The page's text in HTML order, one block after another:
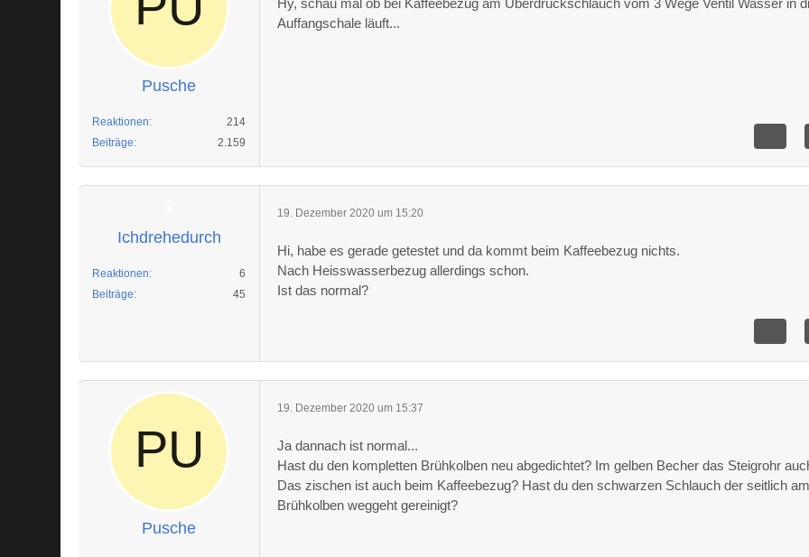
Pusche
Reaktionen
214
Beiträge
2.159
Hy, schau mal ob bei Kaffeebezug am Überdruckschlauch vom 3 Wege Ventil Wasser in
Auffangschale läuft...
Ichdrehedurch
Reaktionen
6
Beiträge
45
19. Dezember 2020 um 15:20
Hi, habe es gerade getestet und da kommt beim Kaffeebezug nichts.
Nach Heisswasserbezug allerdings schon.
Ist das normal?
Pusche
19. Dezember 2020 um 15:37
Ja dannach ist normal...
Hast du den kompletten Brühkolben neu abgedichtet? Im gelben Becher das Steigrohr
Das zischen ist auch beim Kaffeebezug? Hast du den schwarzen Schlauch der seitlich am
Brühkolben weggeht gereinigt?